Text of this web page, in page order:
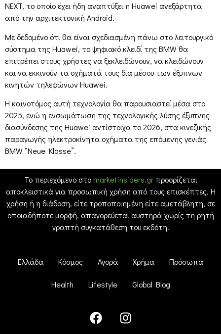
NEXT, το οποίο έχει ήδη αναπτύξει η Huawei ανεξάρτητα
από την αρχιτεκτονική Android.
Με δεδομένο ότι θα είναι σχεδιασμένη πάνω στο λειτουργικό
σύστημα της Huawei, το ψηφιακό κλειδί της BMW θα
επιτρέπει στους χρήστες να ξεκλειδώνουν, να κλειδώνουν
και να εκκινούν τα οχήματά τους δια μέσου των έξυπνων
κινητών τηλεφώνων Huawei.
Η καινοτόμος αυτή τεχνολογία θα παρουσιαστεί μέσα στο
2025, ενώ η ενσωμάτωση της τεχνολογικής λύσης έξυπνης
διασύνδεσης της Huawei αντίστοιχα το 2026, στα κινεζικής
παραγωγής ηλεκτροκίνητα οχήματα της επόμενης γενιάς
BMW “Neue Klasse”.
Το περιεχόμενο στοmarketinsiders.grπροορίζεται
αποκλειστικά για προσωπική χρήση από τους επισκέπτες. Η
χρήση ή η διάδοση, είτε τροποποιημένη είτε αμετάβλητη, σε
οποιαδήποτε μορφή, απαγορεύεται αυστηρά χωρίς τη ρητή
γραπτή συγκατάθεση του εκδότη.
Ελλάδα Κόσμος Αγορά Χρήμα Πρόσωπα
Health Lifestyle Global Blog